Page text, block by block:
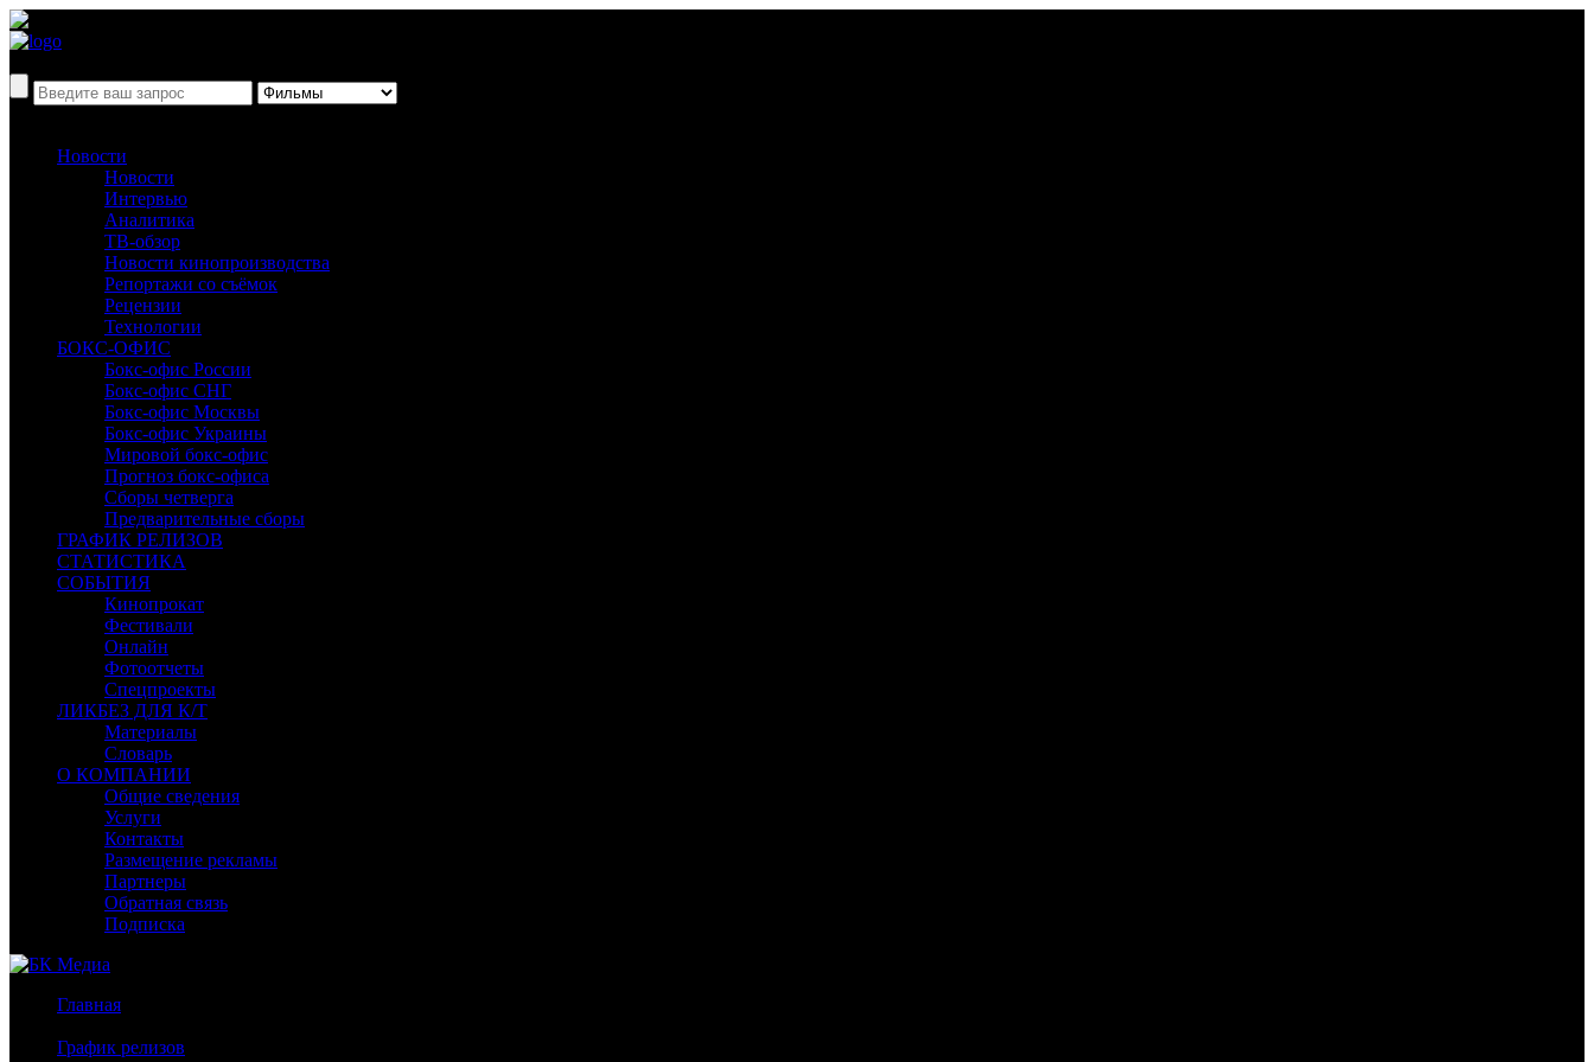
Новости
Новости
Интервью
Аналитика
ТВ-обзор
Новости кинопроизводства
Репортажи со съёмок
Рецензии
Технологии
БОКС-ОФИС
Бокс-офис России
Бокс-офис СНГ
Бокс-офис Москвы
Бокс-офис Украины
Мировой бокс-офис
Прогноз бокс-офиса
Сборы четверга
Предварительные сборы
ГРАФИК РЕЛИЗОВ
СТАТИСТИКА
СОБЫТИЯ
Кинопрокат
Фестивали
Онлайн
Фотоотчеты
Спецпроекты
ЛИКБЕЗ ДЛЯ К/Т
Материалы
Словарь
О КОМПАНИИ
Общие сведения
Услуги
Контакты
Размещение рекламы
Партнеры
Обратная связь
Подписка
Главная
График релизов